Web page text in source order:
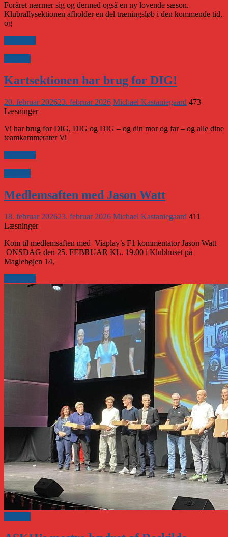
Foråret nærmer sig og dermed også en ny lovende sæson.
Klubrallysektionen afholder en del træningsløb i den kommende tid,
og
Kartsektionen har brug for DIG!
20. februar 202623. februar 2026 Michael Kastaniegaard 473
Læsninger
Vi har brug for DIG, DIG og DIG – og din mor og far – og alle dine
teamkammerater Vi
Medlemsaften med Jason Watt
18. februar 202623. februar 2026 Michael Kastaniegaard 411
Læsninger
Kom til medlemsaften med Viaplay’s F1 kommentator Jason Watt
ONSDAG den 25. FEBRUAR KL. 19.00 i Klubhuset på
Maglehøjen 14,